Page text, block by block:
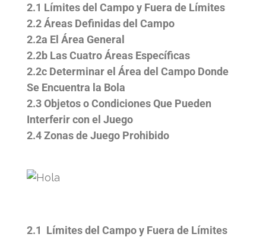
2.1 Límites del Campo y Fuera de Límites
2.2 Áreas Definidas del Campo
2.2a El Área General
2.2b Las Cuatro Áreas Específicas
2.2c Determinar el Área del Campo Donde
Se Encuentra la Bola
2.3 Objetos o Condiciones Que Pueden
Interferir con el Juego
2.4 Zonas de Juego Prohibido
2.1 Límites del Campo y Fuera de Límites